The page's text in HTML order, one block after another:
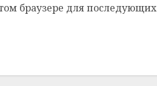
браузере для последующих